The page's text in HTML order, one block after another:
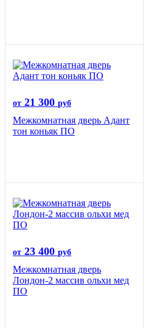
от 21 300 руб
Межкомнатная дверь Адант
тон коньяк ПО
от 23 400 руб
Межкомнатная дверь
Лондон-2 массив ольхи мед
ПО